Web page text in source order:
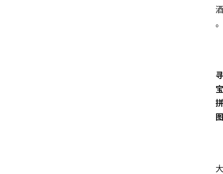
酒
。
寻
宝
拼
图
大